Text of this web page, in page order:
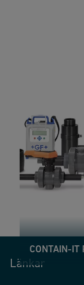
CONTAIN-IT
Länkar